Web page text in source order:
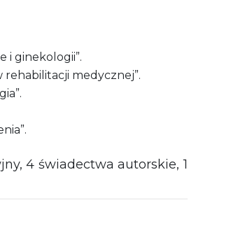
i ginekologii”.
rehabilitacji medycznej”.
4 świadectwa autorskie, 1